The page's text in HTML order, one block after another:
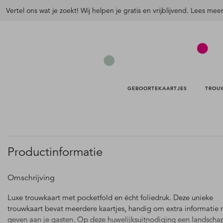
Vertel ons wat je zoekt! Wij helpen je gratis en vrijblijvend. Lees
GEBOORTEKAARTJES
Productinformatie
Omschrijving
Luxe trouwkaart met pocketfold en écht foliedruk. Deze unieke
trouwkaart bevat meerdere kaartjes, handig om extra informatie
geven aan je gasten. Op deze huwelijksuitnodiging een